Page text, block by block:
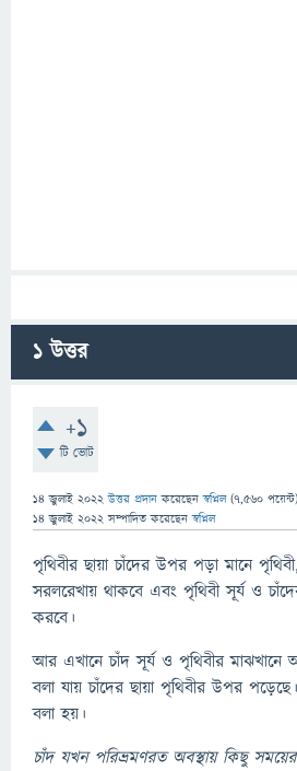
1উত্তর
+1
টি ভোট
14 জুলাই 2022 উত্তর প্রদান করেছেনস্বপ্নিল (7,560 পয়েন্ট)
14 জুলাই 2022 সম্পাদিত করেছেনস্বপ্নিল
পৃথিবীর ছায়া চাঁদের উপর পড়া মানে
সরলরেখায় থাকবে এবং পৃথিবী সূর্য ও
করবে।
আর এখানে চাঁদ সূর্য ও পৃথিবীর মাঝখানে
বলা যায় চাঁদের ছায়া পৃথিবীর উপর
বলা হয়।
চাঁদ যখন পরিভ্রমণরত অবস্থায় কিছু